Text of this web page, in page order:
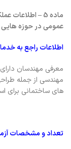
ماده 5 –
عمومی در حوزه
اطلاعات راجع به
معرفی مهندسان
مهندسی از جمله
های ساختمانی برای
تعداد و مشخصات